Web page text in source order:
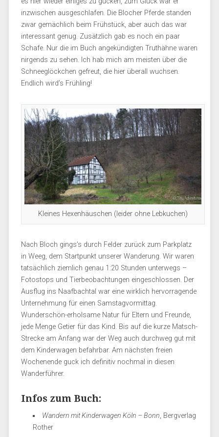
inzwischen ausgeschlafen. Die Blocher Pferde standen
zwar gemächlich beim Frühstück, aber auch das war
interessant genug. Zusätzlich gab es noch ein paar
Schafe. Nur die im Buch angekündigten Truthähne waren
nirgends zu sehen. Ich hab mich am meisten über die
Schneeglöckchen gefreut, die hier überall wuchsen.
Endlich wird’s Frühling!
Kleines Hexenhäuschen (leider ohne Lebkuchen)
Nach Bloch gings’s durch Felder zurück zum Parkplatz
in Weeg, dem Startpunkt unserer Wanderung. Wir waren
tatsächlich ziemlich genau 1:20 Stunden unterwegs –
Fotostops und Tierbeobachtungen eingeschlossen. Der
Ausflug ins Naafbachtal war eine wirklich hervorragende
Unternehmung für einen Samstagvormittag.
Wunderschön-erholsame Natur für Eltern und Freunde,
jede Menge Getier für das Kind. Bis auf die kurze Matsch-
Strecke am Anfang war der Weg auch durchweg gut mit
dem Kinderwagen befahrbar. Am nächsten freien
Wochenende guck ich definitiv nochmal in diesen
Wanderführer.
Infos zum Buch:
Wandern mit Kinderwagen Köln – Bonn, Bergverlag
Rother